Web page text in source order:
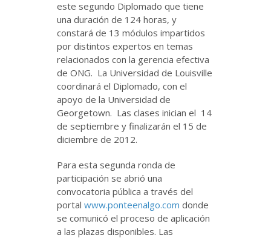
este segundo Diplomado que tiene
una duración de 124 horas, y
constará de 13 módulos impartidos
por distintos expertos en temas
relacionados con la gerencia efectiva
de ONG. La Universidad de Louisville
coordinará el Diplomado, con el
apoyo de la Universidad de
Georgetown. Las clases inician el 14
de septiembre y finalizarán el 15 de
diciembre de 2012.
Para esta segunda ronda de
participación se abrió una
convocatoria pública a través del
portal www.ponteenalgo.com donde
se comunicó el proceso de aplicación
a las plazas disponibles. Las